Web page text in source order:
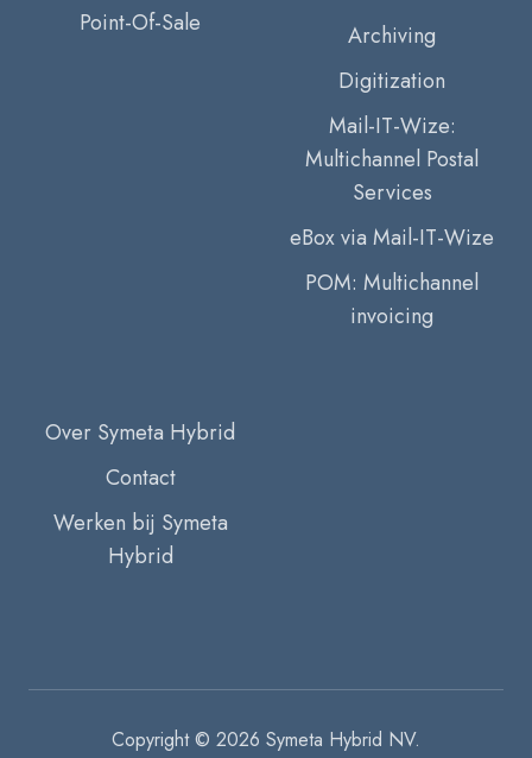
Point-Of-Sale
Archiving
Digitization
Mail-IT-Wize:
Multichannel Postal
Services
eBox via Mail-IT-Wize
POM: Multichannel
invoicing
Over Symeta Hybrid
Contact
Werken bij Symeta
Hybrid
Copyright © 2026 Symeta Hybrid NV.